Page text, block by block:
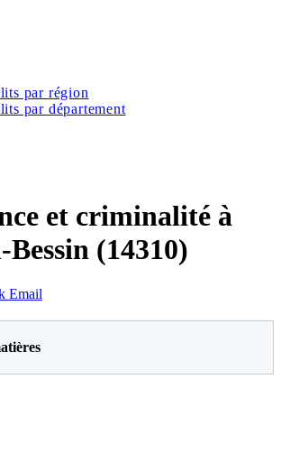
par région
par département
et criminalité à
(14310)
Email